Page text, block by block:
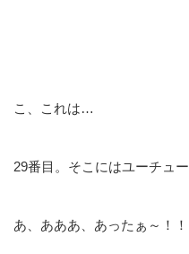
こ、これは…
29番目。そこにはユーチュ
あ、あああ、あったぁ～！！